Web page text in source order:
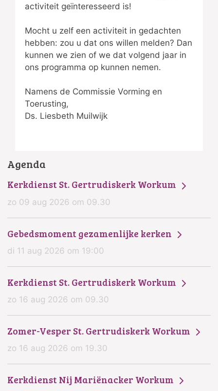
activiteit geïnteresseerd is!
Mocht u zelf een activiteit in gedachten
hebben: zou u dat ons willen melden? Dan
kunnen we zien of we dat volgend jaar in
ons programma op kunnen nemen.
Namens de Commissie Vorming en
Toerusting,
Ds. Liesbeth Muilwijk
Agenda
Kerkdienst St. Gertrudiskerk Workum
zo 09 aug 2026 om 09.30
Gebedsmoment gezamenlijke kerken
di 11 aug 2026 om 19:00
Kerkdienst St. Gertrudiskerk Workum
zo 16 aug 2026 om 09.30
Zomer-Vesper St. Gertrudiskerk Workum
zo 16 aug 2026 om 19.30
Kerkdienst Nij Mariënacker Workum